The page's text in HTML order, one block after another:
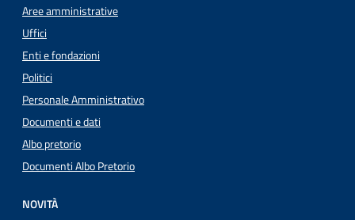
Aree amministrative
Uffici
Enti e fondazioni
Politici
Personale Amministrativo
Documenti e dati
Albo pretorio
Documenti Albo Pretorio
NOVITÀ